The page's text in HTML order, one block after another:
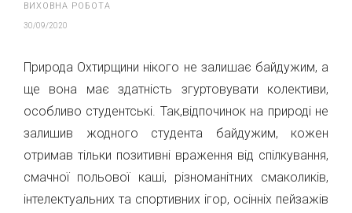
ВИХОВНА РОБОТА
30/09/2020
Природа Охтирщини нікого не залишає байдужим, а
ще вона має здатність згуртовувати колективи,
особливо студентські. Так,відпочинок на природі не
залишив жодного студента байдужим, кожен
отримав тільки позитивні враження від спілкування,
смачної польової каші, різноманітних смаколиків,
інтелектуальних та спортивних ігор, осінніх пейзажів